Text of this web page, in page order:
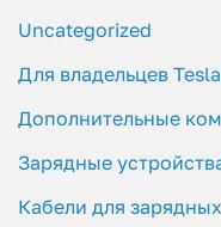
Uncategorized
Для владельцев Tesla
Дополнительные
Зарядные
Кабели для